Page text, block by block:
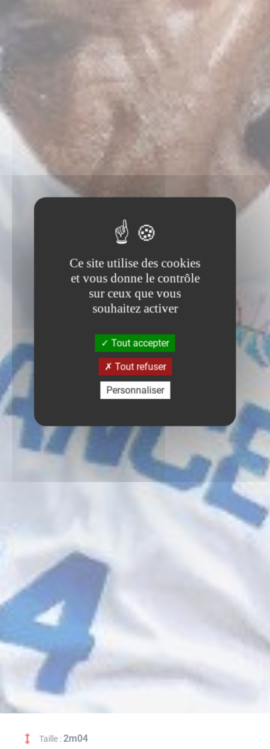
Taille :2m04
Ce site utilise des cookies
et vous donne le contrôle
sur ceux que vous
souhaitez activer
Tout accepter
Tout refuser
Personnaliser